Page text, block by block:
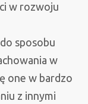
w rozwoju
sposobu
w
one w bardzo
z innymi